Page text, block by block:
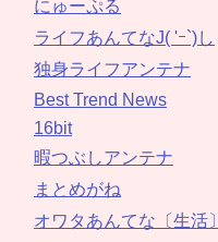
にゅーぷる
ライフあんてなJ( 'ｰ`)し
独身ライフアンテナ
Best Trend News
16bit
暇つぶしアンテナ
まとめがね
オワタあんてな〔生活〕